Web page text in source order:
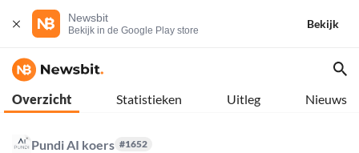
Newsbit
Bekijk in de Google Play store
Bekijk
Overzicht Statistieken Uitleg Nieuws
Pundi AI koers #1652